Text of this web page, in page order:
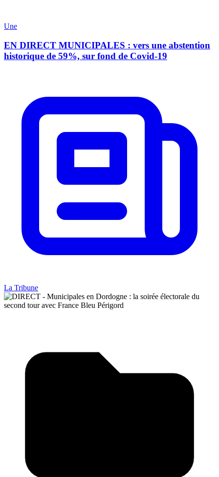
Une
EN DIRECT MUNICIPALES : vers une abstention
historique de 59%, sur fond de Covid-19
La Tribune